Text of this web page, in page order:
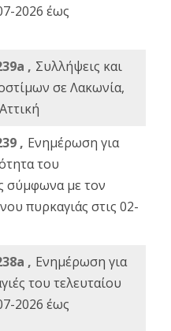
2026 έως
, Συλλήψεις και
σε Λακωνία,
, Ενημέρωση για
του
σύμφωνα με τον
πυρκαγιάς στις 02-
, Ενημέρωση για
του τελευταίου
2026 έως